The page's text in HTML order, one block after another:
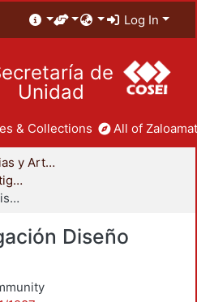
Log In
de
Unidad
& Collections All of
División de Ciencias y Artes para el Diseño
Departamento de Investigación y Conocimiento para el Diseño
Área de Investigación Diseño Disruptivo
Diseño